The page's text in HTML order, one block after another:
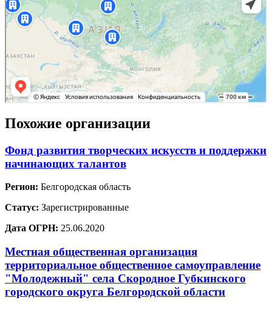
Похожие организации
Фонд развития творческих искусств и поддержки
начинающих талантов
Регион: Белгородская область
Статус: Зарегистрированные
Дата ОГРН: 25.06.2020
Местная общественная организация
территориальное общественное самоуправление
"Молодежный" села Скородное Губкинского
городского округа Белгородской области